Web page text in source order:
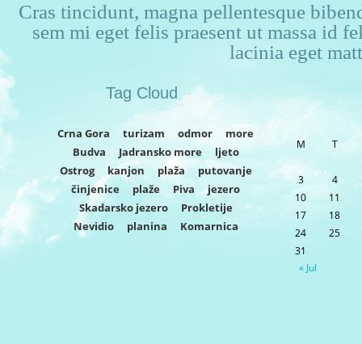
Cras tincidunt, magna pellentesque
sem mi eget felis praesent ut massa id
lacinia eget
Tag Cloud
Crna Gora turizam odmor
more
Budva
Jadransko more
ljeto
Ostrog
kanjon plaža
putovanje
činjenice
plaže Piva
jezero
Skadarsko jezero
Prokletije
Nevidio
planina Komarnica
M T
3
4
10
11
17
18
24
25
31
« Jul